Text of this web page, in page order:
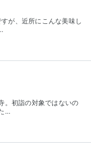
が、近所にこんな美味し
。初詣の対象ではないの
…